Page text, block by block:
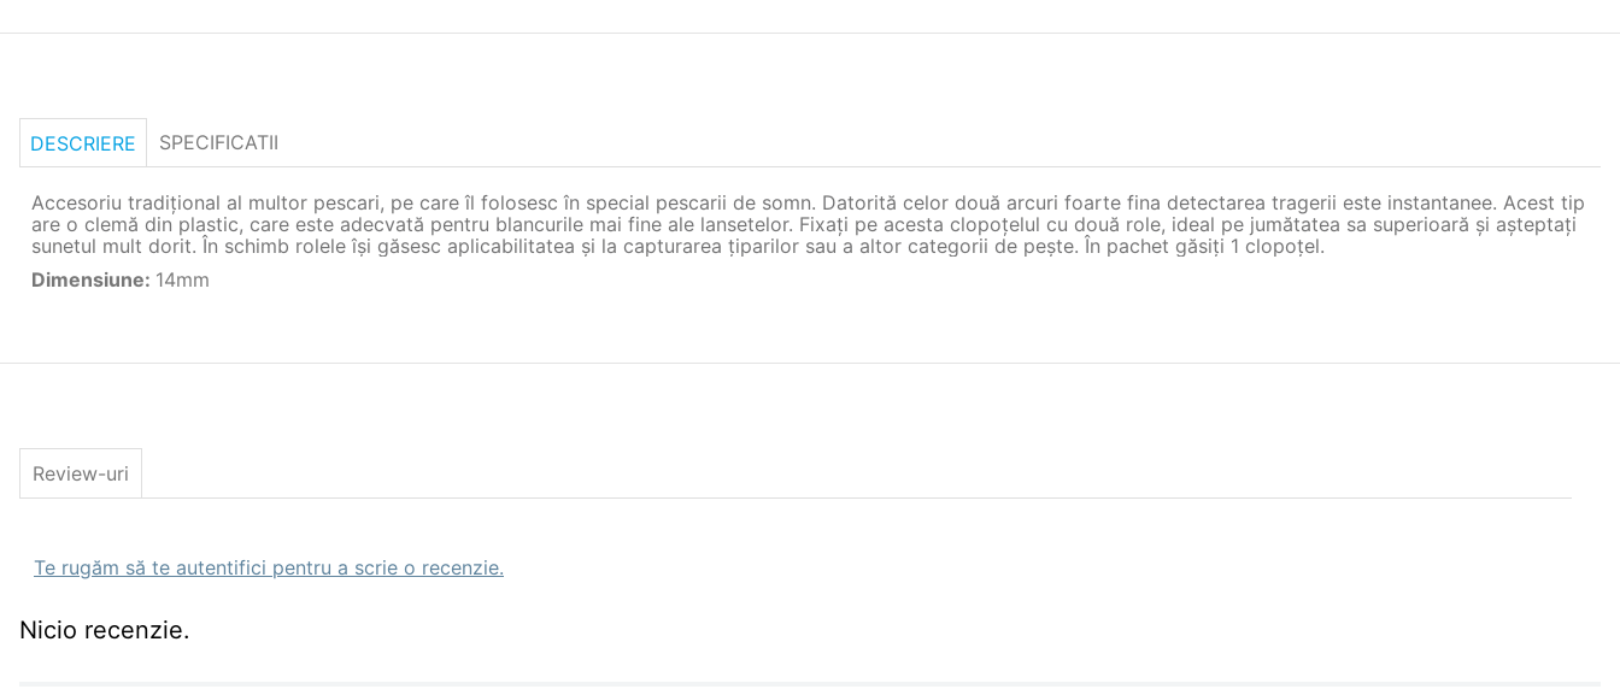
DESCRIERE SPECIFICATII
Accesoriu tradiţional al multor pescari, pe care îl folosesc în special pescarii de somn. Datorită celor două arcuri foarte fina detectarea tragerii este instantanee. Acest tip
are o clemă din plastic, care este adecvată pentru blancurile mai fine ale lansetelor. Fixaţi pe acesta clopoţelul cu două role, ideal pe jumătatea sa superioară şi aşteptaţi
sunetul mult dorit. În schimb rolele îşi găsesc aplicabilitatea şi la capturarea ţiparilor sau a altor categorii de peşte. În pachet găsiţi 1 clopoţel.
Dimensiune: 14mm
Review-uri
Te rugăm să te autentifici pentru a scrie o recenzie.
Nicio recenzie.